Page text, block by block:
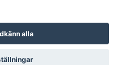
& Aktiesamlaren AB
alla